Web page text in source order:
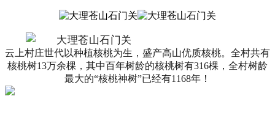
云上村庄世代以种植核桃为生，盛产高山优质核桃。全村共有
核桃树13万余棵，其中百年树龄的核桃树有316棵，全村树龄
最大的“核桃神树”已经有1168年！